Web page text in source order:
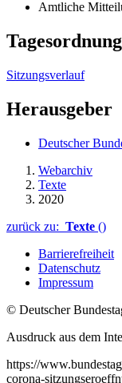
Amtliche
Tagesordnung
Sitzungsverlauf
Herausgeber
Deutscher
Webarchiv
Texte
2020
zurück zu: Texte ()
Barrierefreiheit
Datenschutz
Impressum
© Deutscher
Ausdruck aus dem
https://
corona-